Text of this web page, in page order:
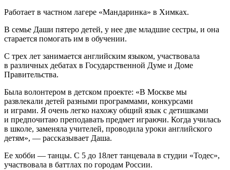
Работает в частном лагере «Мандаринка» в Химках.
В семье Даши пятеро детей, у нее две младшие сестры, и она
старается помогать им в обучении.
С трех лет занимается английским языком, участвовала
в различных дебатах в Государственной Думе и Доме
Правительства.
Была волонтером в детском проекте: «В Москве мы
развлекали детей разными программами, конкурсами
и играми. Я очень легко нахожу общий язык с детишками
и предпочитаю преподавать предмет играючи. Когда училась
в школе, заменяла учителей, проводила уроки английского
детям», — рассказывает Даша.
Ее хобби — танцы. С 5 до 18лет танцевала в студии «Тодес»,
участвовала в баттлах по городам России.